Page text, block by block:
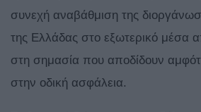
συνεχή αναβάθμιση της
της Ελλάδας στο εξωτερικό μέσα
στη σημασία που αποδίδουν
στην οδική ασφάλεια.